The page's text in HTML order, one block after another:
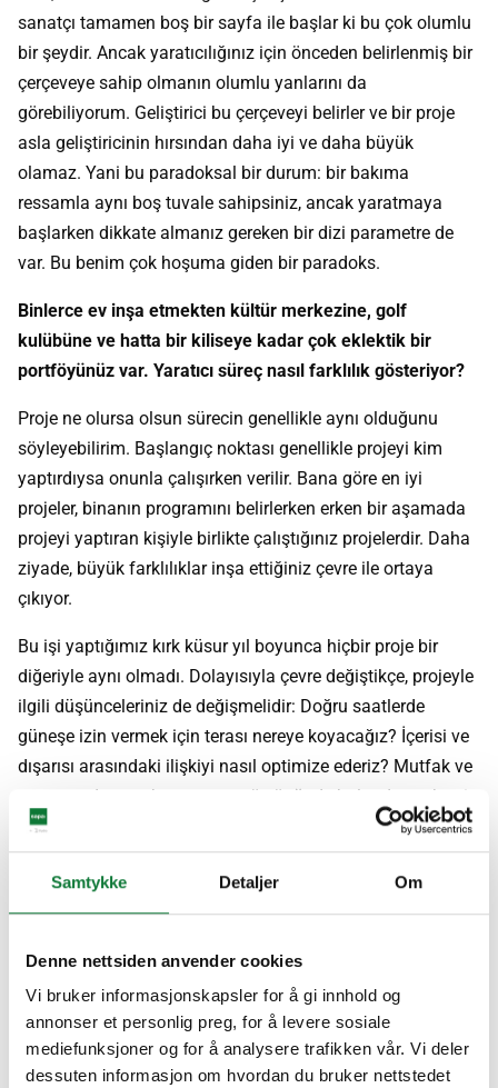
Samtykke Detaljer Om
Denne nettsiden anvender cookies
Vi bruker informasjonskapsler for å gi innhold og
annonser et personlig preg, for å levere sosiale
mediefunksjoner og for å analysere trafikken vår. Vi deler
dessuten informasjon om hvordan du bruker nettstedet
sanatçı tamamen boş bir sayfa ile başlar ki bu çok olumlu
bir şeydir. Ancak yaratıcılığınız için önceden belirlenmiş bir
çerçeveye sahip olmanın olumlu yanlarını da
görebiliyorum. Geliştirici bu çerçeveyi belirler ve bir proje
asla geliştiricinin hırsından daha iyi ve daha büyük
olamaz. Yani bu paradoksal bir durum: bir bakıma
ressamla aynı boş tuvale sahipsiniz, ancak yaratmaya
başlarken dikkate almanız gereken bir dizi parametre de
var. Bu benim çok hoşuma giden bir paradoks.
Binlerce ev inşa etmekten kültür merkezine, golf
kulübüne ve hatta bir kiliseye kadar çok eklektik bir
portföyünüz var. Yaratıcı süreç nasıl farklılık gösteriyor?
Proje ne olursa olsun sürecin genellikle aynı olduğunu
söyleyebilirim. Başlangıç noktası genellikle projeyi kim
yaptırdıysa onunla çalışırken verilir. Bana göre en iyi
projeler, binanın programını belirlerken erken bir aşamada
projeyi yaptıran kişiyle birlikte çalıştığınız projelerdir. Daha
ziyade, büyük farklılıklar inşa ettiğiniz çevre ile ortaya
çıkıyor.
Bu işi yaptığımız kırk küsur yıl boyunca hiçbir proje bir
diğeriyle aynı olmadı. Dolayısıyla çevre değiştikçe, projeyle
ilgili düşünceleriniz de değişmelidir: Doğru saatlerde
güneşe izin vermek için terası nereye koyacağız? İçerisi ve
dışarısı arasındaki ilişkiyi nasıl optimize ederiz? Mutfak ve
oturma odasının konumunu göz önünde bulundurarak evi
hangi yöne çevireceğiz? Yani çevreyi okumak - ister bir golf
kulübü ister bir kilise inşa ediyor olun - işin en önemli ve
eğlenceli kısmı bu.
plandan bahsedebilir misiniz? Ravinen söz konusu
olduğunda, süreç aslında benzersizdi. Otuz yıl önce sanatçı
Gustav Kraitz'in Båstad'da bir kültür merkezi inşa etme fikri
vardı. Meslektaşım ve ben proje için bir öneri getirdik -